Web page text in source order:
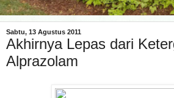
Sabtu, 13 Agustus 2011
Akhirnya Lepas dari
Alprazolam